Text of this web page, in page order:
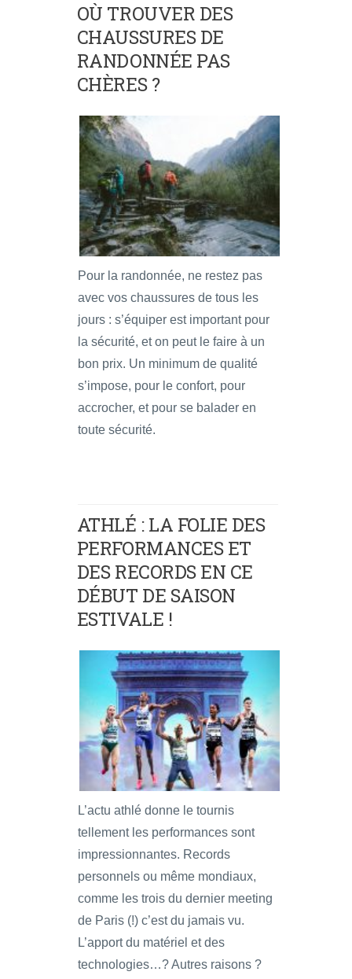
OÙ TROUVER DES
CHAUSSURES DE
RANDONNÉE PAS
CHÈRES ?
Pour la randonnée, ne restez pas
avec vos chaussures de tous les
jours : s’équiper est important pour
la sécurité, et on peut le faire à un
bon prix. Un minimum de qualité
s’impose, pour le confort, pour
accrocher, et pour se balader en
toute sécurité.
ATHLÉ : LA FOLIE DES
PERFORMANCES ET
DES RECORDS EN CE
DÉBUT DE SAISON
ESTIVALE !
L’actu athlé donne le tournis
tellement les performances sont
impressionnantes. Records
personnels ou même mondiaux,
comme les trois du dernier meeting
de Paris (!) c’est du jamais vu.
L’apport du matériel et des
technologies…? Autres raisons ?